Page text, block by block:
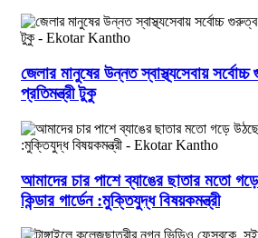
জেলার মানুষের উন্নত স্বাস্থ্যসেবায়
প্রতিমন্ত্রী টুকু
আমাদের চার পাশে ব্যাঙের ছাতার মতো
কিন্ডার গার্ডেন :মুক্তিযুদ্ধ বিষয়কমন্ত্রী